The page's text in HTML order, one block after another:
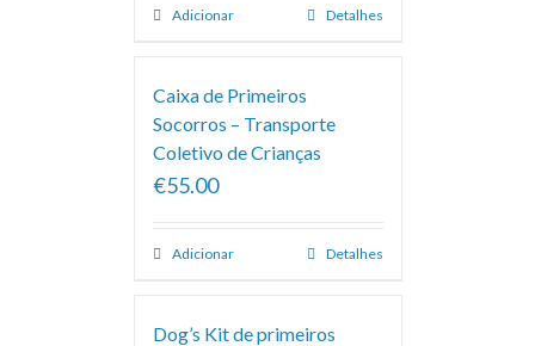
Adicionar Detalhes
Caixa de Primeiros
Socorros – Transporte
Coletivo de Crianças
€55.00
Adicionar Detalhes
Dog’s Kit de primeiros